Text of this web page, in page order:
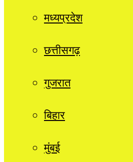
मध्यप्रदेश
छत्तीसगढ़
गुजरात
बिहार
मुंबई